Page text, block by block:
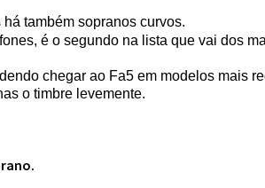
também sopranos curvos.
é o segundo na lista que vai dos
chegar ao Fa5 em modelos mais
o timbre levemente.